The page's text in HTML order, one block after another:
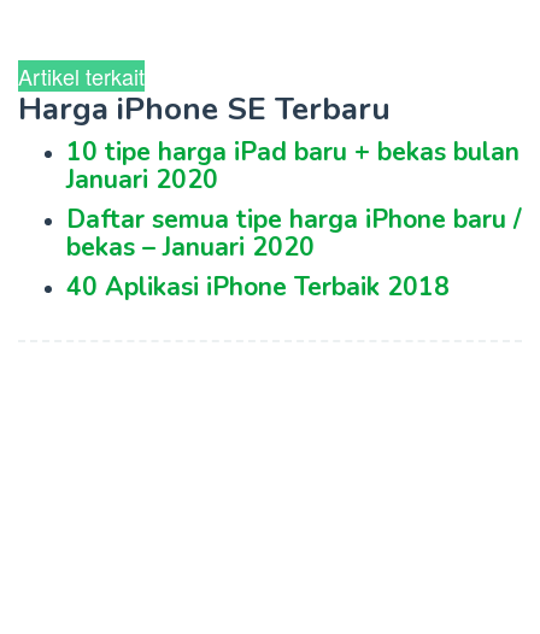
Artikel terkait
Harga iPhone SE Terbaru
10 tipe harga iPad baru + bekas bulan
Januari 2020
Daftar semua tipe harga iPhone baru /
bekas – Januari 2020
40 Aplikasi iPhone Terbaik 2018